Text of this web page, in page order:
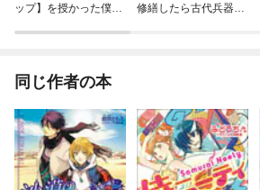
ップ】を授かった僕
修繕したら古代兵器だ
同じ作者の本